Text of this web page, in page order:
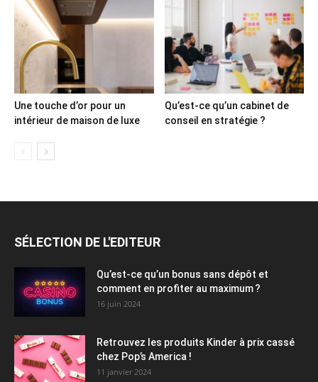
Une touche d’or pour un
intérieur de maison de luxe
Qu’est-ce qu’un cabinet de
conseil en stratégie ?
SÉLECTION DE L'EDITEUR
Qu’est-ce qu’un bonus sans dépôt et
comment en profiter au maximum ?
16 juin 2024
Retrouvez les produits Kinder à prix cassé
chez Pop’s America !
11 janvier 2024